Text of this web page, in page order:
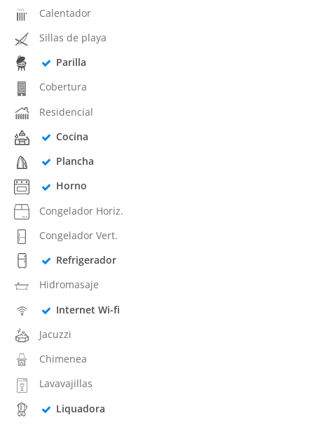
Calentador
Sillas de playa
Parilla
Cobertura
Residencial
Cocina
Plancha
Horno
Congelador Horiz.
Congelador Vert.
Refrigerador
Hidromasaje
Internet Wi-fi
Jacuzzi
Chimenea
Lavavajillas
Liquadora